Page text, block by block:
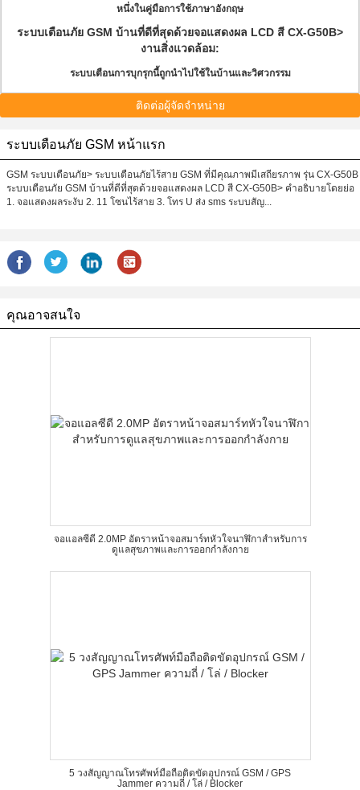
หนึ่งในคู่มือการใช้ภาษาอังกฤษ
ระบบเตือนภัย GSM บ้านที่ดีที่สุดด้วยจอแสดงผล LCD สี CX-G50B>
งานสิ่งแวดล้อม:
ระบบเตือนการบุกรุกนี้ถูกนำไปใช้ในบ้านและวิศวกรรม
ติดต่อผู้จัดจำหน่าย
ระบบเตือนภัย GSM หน้าแรก
GSM ระบบเตือนภัย> ระบบเตือนภัยไร้สาย GSM ที่มีคุณภาพมีเสถียรภาพ รุ่น CX-G50B
ระบบเตือนภัย GSM บ้านที่ดีที่สุดด้วยจอแสดงผล LCD สี CX-G50B> คำอธิบายโดยย่อ
1. จอแสดงผลระงับ 2. 11 โซนไร้สาย 3. โทร U ส่ง sms ระบบสัญ...
คุณอาจสนใจ
จอแอลซีดี 2.0MP อัตราหน้าจอสมาร์ทหัวใจนาฬิกาสำหรับการ
ดูแลสุขภาพและการออกกำลังกาย
5 วงสัญญาณโทรศัพท์มือถือติดขัดอุปกรณ์ GSM / GPS
Jammer ความถี่ / โล่ / Blocker